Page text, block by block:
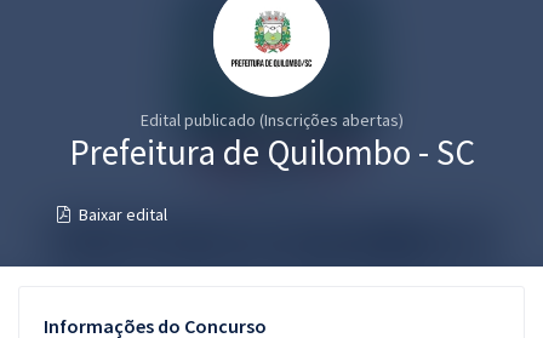
Edital publicado (Inscrições abertas)
Prefeitura de Quilombo - SC
Baixar edital
Informações do Concurso